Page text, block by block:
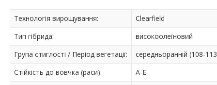
Технологія вирощування:
Clearfield
Тип гібрида:
високоолеїновий
Група стиглості / Період вегетації:
середньоранній (108-
Стійкість до вовчка (раси):
A-E